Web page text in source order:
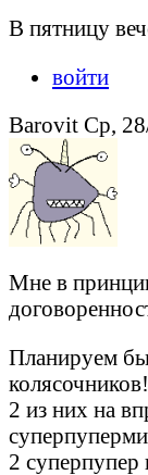
В пятницу
войти
Barovit Ср,
Мне в
Планируем
колясочников!
2 из них на
2